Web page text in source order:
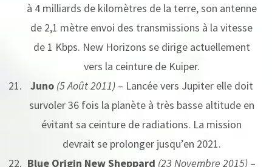
à 4 milliards de kilomètres de la terre, son antenne
de 2,1 mètre envoi des transmissions à la vitesse
de 1 Kbps. New Horizons se dirige actuellement
vers la ceinture de Kuiper.
Juno (5 Août 2011)– Lancée vers Jupiter elle doit
survoler 36 fois la planète à très basse altitude en
évitant sa ceinture de radiations. La mission
devrait se prolonger jusqu’en 2021.
Blue Origin New Sheppard (23 Novembre 2015) –